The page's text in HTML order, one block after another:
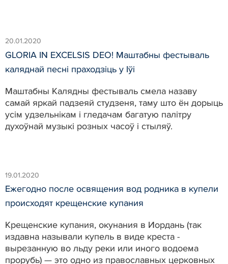
20.01.2020
GLORIA IN EXCELSIS DEO! Маштабны фестываль
каляднай песні праходзiць у Іўі
Маштабны Калядны фестываль смела назаву
самай яркай падзеяй студзеня, таму што ён дорыць
усім удзельнікам і гледачам багатую палітру
духоўнай музыкі розных часоў і стыляў.
19.01.2020
Ежегодно после освящения вод родника в купели
происходят крещенские купания
Крещенские купания, окунания в Иордань (так
издавна называли купель в виде креста -
вырезанную во льду реки или иного водоема
прорубь) — это одно из православных церковных